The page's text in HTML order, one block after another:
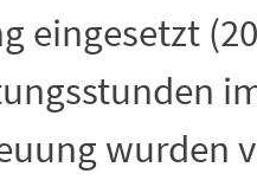
eingesetzt
wurden